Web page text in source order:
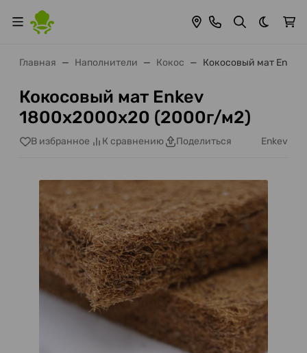
Темная
Главная Наполнители Кокос Кокосовый мат
Кокосовый мат Enkev
1800х2000х20 (2000г/м2)
В избранное К сравнению Поделиться Enkev